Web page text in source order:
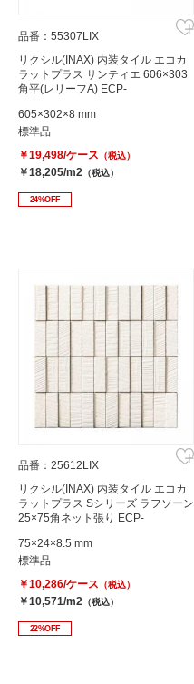
品番：55307LIX
リクシル(INAX) 内装タイル エコカ
ラットプラス サンティエ 606×303
角平(レリーフA) ECP-
605×302×8 mm
標準品
￥19,498/ケース （税込）
￥18,205/m2 （税込）
24%OFF
品番：25612LIX
リクシル(INAX) 内装タイル エコカ
ラットプラス Sシリーズ ラフソーン
25×75角ネット張り ECP-
75×24×8.5 mm
標準品
￥10,286/ケース （税込）
￥10,571/m2 （税込）
22%OFF